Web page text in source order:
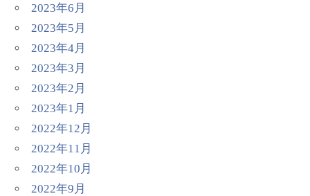
2023年6月
2023年5月
2023年4月
2023年3月
2023年2月
2023年1月
2022年12月
2022年11月
2022年10月
2022年9月